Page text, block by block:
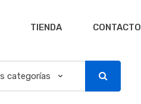
TIENDA CONTACTO